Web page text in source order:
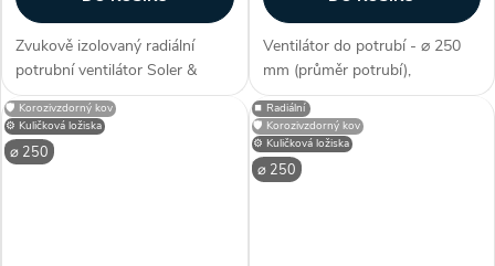
Zvukově izolovaný radiální
potrubní ventilátor Soler &
Palau CVB/4-180/180 RE
147W Centribox s připojením
na kruhové potrubí o průměru
250 mm. Vhodný...
Ventilátor do potrubí - ⌀ 250
mm (průměr potrubí),
diagonální konstrukce,
kuličková ložiska, AC motor,
průtok vzduchu 1280 m3/h,
příkon 160 W, špičková kvalita,
⚙️ Kuličková ložiska
⌀ 250
🛡️ Korozivzdorný kov
⚙️ Kuličková ložiska
⌀ 250
⏹️ Radiální
🛡️ Korozivzdorný kov